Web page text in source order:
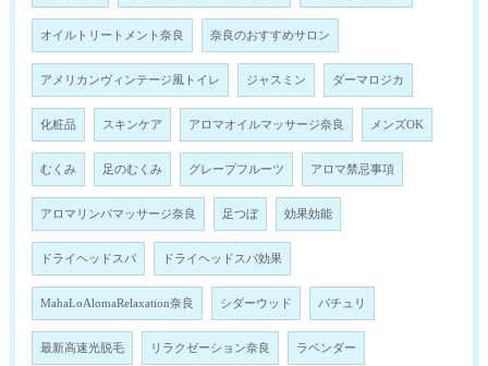
オイルトリートメント奈良 奈良のおすすめサロン
アメリカンヴィンテージ風トイレ ジャスミン ダーマロジカ
化粧品 スキンケア アロマオイルマッサージ奈良 メンズOK
むくみ 足のむくみ グレープフルーツ アロマ禁忌事項
アロマリンパマッサージ奈良 足つぼ 効果効能
ドライヘッドスパ ドライヘッドスパ効果
MahaLoAlomaRelaxation奈良 シダーウッド パチュリ
最新高速光脱毛 リラクゼーション奈良 ラベンダー